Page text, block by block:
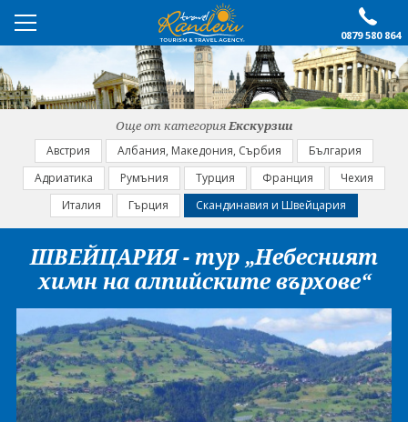
0879 580 864
ПРЕПОРЪЧАНО
ЕКСКУРЗИИ
ПОЧИВКИ
Контакти
Условия за записване
Политика за лични
данни
Документи
ПОСЛЕДВАЙТЕ НИ
Още от категорияЕкскурзии
Австрия Албания, Македония, Сърбия
България
Адриатика
Румъния Турция Франция
Чехия
Италия
Гърция Скандинавия и Швейцария
ШВЕЙЦАРИЯ - тур „Небесният
химн на алпийските върхове“